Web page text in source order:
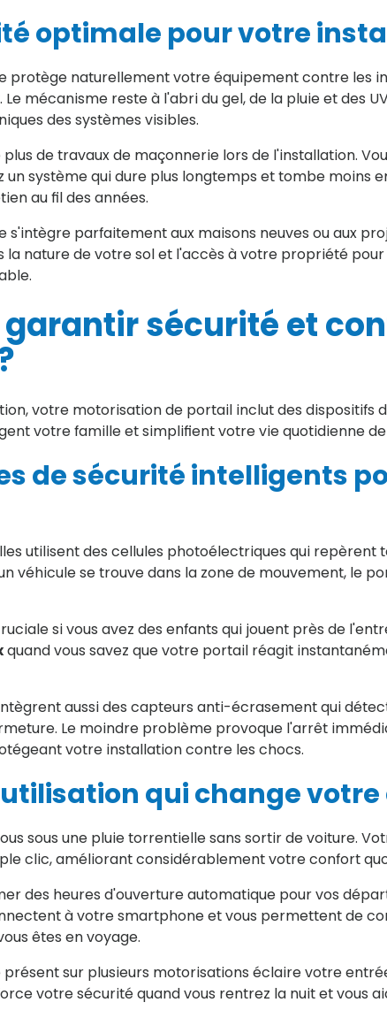
optimale pour votre
protège naturellement votre équipement contre les
mécanisme reste à l'abri du gel, de la pluie et des
des systèmes visibles.
de travaux de maçonnerie lors de l'installation.
un système qui dure plus longtemps et tombe moins
au fil des années.
s'intègre parfaitement aux maisons neuves ou aux
la nature de votre sol et l'accès à votre propriété
sécurité et
votre motorisation de portail inclut des dispositifs
votre famille et simplifient votre vie quotidienne
de sécurité intelligents
utilisent des cellules photoélectriques qui repèrent
véhicule se trouve dans la zone de mouvement, le
si vous avez des enfants qui jouent près de
quand vous savez que votre portail réagit
aussi des capteurs anti-écrasement qui
Le moindre problème provoque l'arrêt
votre installation contre les chocs.
qui change
sous une pluie torrentielle sans sortir de voiture.
clic, améliorant considérablement votre confort
des heures d'ouverture automatique pour vos
à votre smartphone et vous permettent de
êtes en voyage.
sur plusieurs motorisations éclaire votre
votre sécurité quand vous rentrez la nuit et vous